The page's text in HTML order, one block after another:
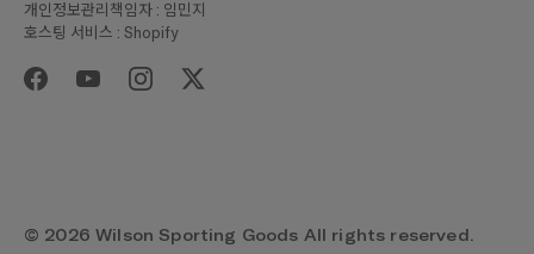
합계
개인정보관리책임자 : 임민지
호스팅 서비스 : Shopify
© 2026 Wilson Sporting Goods All rights reserved.